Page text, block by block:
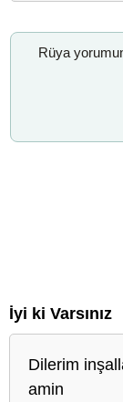
Rüya
İyi ki Varsınız
Dilerim
amin